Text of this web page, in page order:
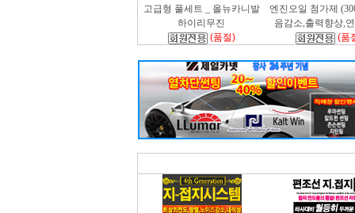
고급형 풀세트 _ 올뉴카니발
하이리무진
(품절)
엔진오일 첨가제
음감소,출력향상,
(품